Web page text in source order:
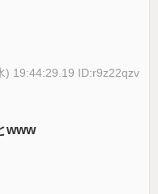
) 19:44:29.19 ID:r9z22qzv
www